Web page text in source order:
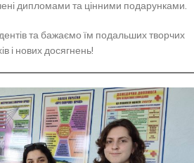
дипломами та цінними подарунками.
та бажаємо їм подальших творчих
і нових досягнень!